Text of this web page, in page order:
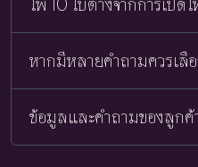
หากมีหลายคำถามควรเลื
ข้อมูลและคำถามของลูกค้